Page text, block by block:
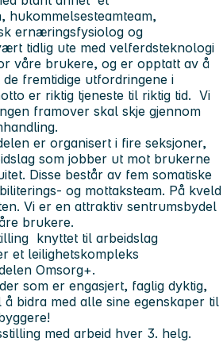
hukommelsesteamteam,
ernæringsfysiolog og
tidlig ute med velferdsteknologi
våre brukere, og er opptatt av å
fremtidige utfordringene i
er riktig tjeneste til riktig tid. Vi
framover skal skje gjennom
er organisert i fire seksjoner,
som jobber ut mot brukerne
Disse består av fem somatiske
og mottaksteam. På kveld
Vi er en attraktiv sentrumsbydel
brukere.
knyttet til arbeidslag
et leilighetskompleks
Omsorg+.
som er engasjert, faglig dyktig,
bidra med alle sine egenskaper til
med arbeid hver 3. helg.